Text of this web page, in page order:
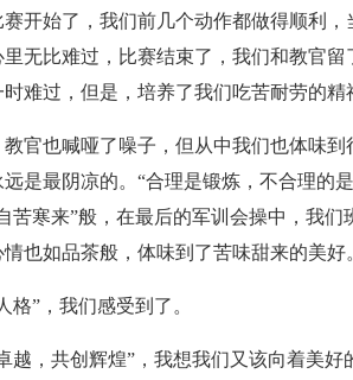
开始了，我们前几个动作都做得顺利
无比难过，比赛结束了，我们和教官留
难过，但是，培养了我们吃苦耐劳的精
官也喊哑了噪子，但从中我们也体味到
是最阴凉的。“合理是锻炼，不合理的
苦寒来”般，在最后的军训会操中，我们
也如品茶般，体味到了苦味甜来的美好
”，我们感受到了。
越，共创辉煌”，我想我们又该向着美好